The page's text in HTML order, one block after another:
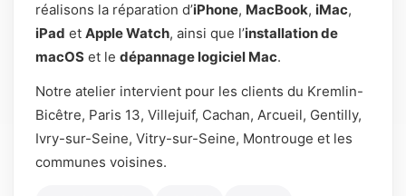
réalisons la réparation d’iPhone, MacBook, iMac,
iPad et Apple Watch, ainsi que l’installation de
macOS et le dépannage logiciel Mac.
Notre atelier intervient pour les clients du Kremlin-
Bicêtre, Paris 13, Villejuif, Cachan, Arcueil, Gentilly,
Ivry-sur-Seine, Vitry-sur-Seine, Montrouge et les
communes voisines.